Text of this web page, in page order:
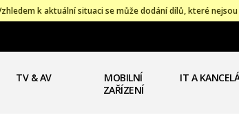
k aktuální situaci se může dodání dílů, které
TV & AV
MOBILNÍ
ZAŘÍZENÍ
IT A